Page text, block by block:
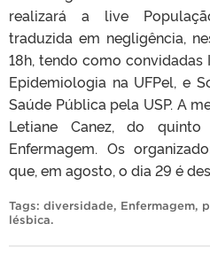
realizará a live
traduzida em negligência,
18h, tendo como convidadas
Epidemiologia na UFPel, e
Saúde Pública pela USP. A
Letiane Canez, do
Enfermagem. Os
que, em agosto, o dia 29 é
Tags: diversidade, Enfermagem,
lésbica.